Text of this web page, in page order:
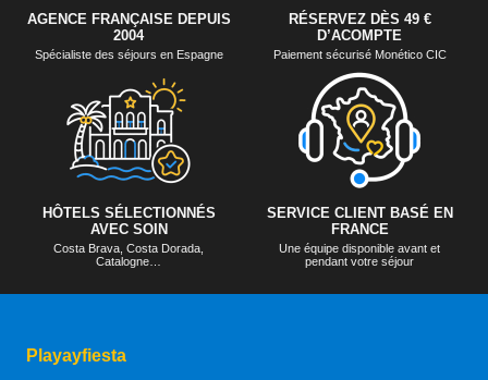
AGENCE FRANÇAISE DEPUIS
2004
Spécialiste des séjours en Espagne
RÉSERVEZ DÈS 49 €
D’ACOMPTE
Paiement sécurisé Monético CIC
HÔTELS SÉLECTIONNÉS
AVEC SOIN
Costa Brava, Costa Dorada,
Catalogne…
SERVICE CLIENT BASÉ EN
FRANCE
Une équipe disponible avant et
pendant votre séjour
Playayfiesta